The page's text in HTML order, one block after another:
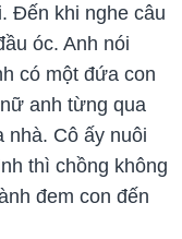
Đến khi nghe câu
óc. Anh nói
có một đứa con
anh từng qua
nhà. Cô ấy nuôi
thì chồng không
đem con đến